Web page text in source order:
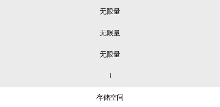
无限量
无限量
无限量
1
存储空间